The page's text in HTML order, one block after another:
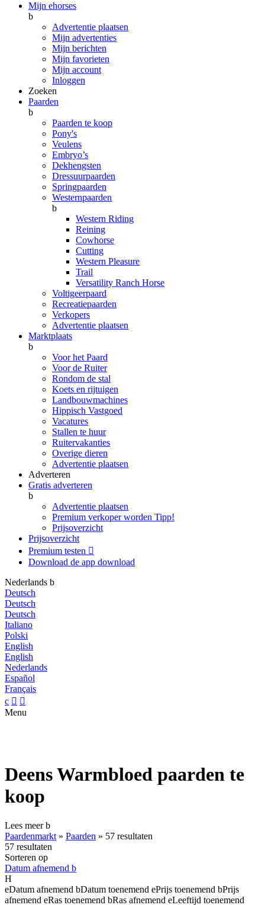
Mijn ehorses
b
Advertentie plaatsen
Mijn advertenties
Mijn berichten
Mijn favorieten
Mijn account
Inloggen
Zoeken
Paarden
b
Paarden te koop
Pony's
Veulens
Embryo’s
Dekhengsten
Dressuurpaarden
Springpaarden
Westernpaarden
b
Western Riding
Reining
Cowhorse
Cutting
Western Pleasure
Trail
Versatility Ranch Horse
Voltigeerpaard
Recreatiepaarden
Verkopers
Advertentie plaatsen
Marktplaats
b
Voor het Paard
Voor de Ruiter
Rondom de stal
Koets en rijtuigen
Landbouwmachines
Hippisch Vastgoed
Vacatures
Stallen te huur
Ruitervakanties
Overige dieren
Advertentie plaatsen
Adverteren
Gratis adverteren
b
Advertentie plaatsen
Premium verkoper worden Tipp!
Prijsoverzicht
Prijsoverzicht
Premium testen 
Download de app download
Nederlands b
Deutsch
Deutsch
Deutsch
Italiano
Polski
English
English
Nederlands
Español
Français
c  
Menu
Deens Warmbloed paarden te
koop
Lees meerb
Paardenmarkt » Paarden » 57 resultaten
57 resultaten
Sorteren op
Datum afnemend b
H
eDatum afnemend bDatum toenemend ePrijs toenemend bPrijs
afnemend eRas toenemend bRas afnemend eLeeftijd toenemend